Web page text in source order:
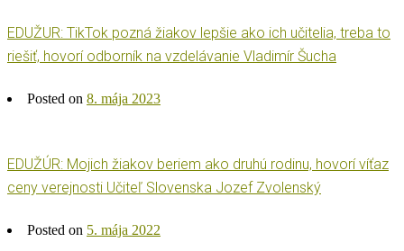
EDUŽUR: TikTok pozná žiakov lepšie ako ich učitelia, treba to
riešiť, hovorí odborník na vzdelávanie Vladimír Šucha
Posted on 8. mája 2023
EDUŽÚR: Mojich žiakov beriem ako druhú rodinu, hovorí víťaz
ceny verejnosti Učiteľ Slovenska Jozef Zvolenský
Posted on 5. mája 2022